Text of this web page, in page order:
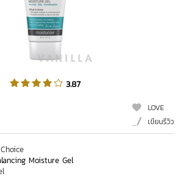
3.87
LOVE
เขียนรีวิว
Moisture Gel